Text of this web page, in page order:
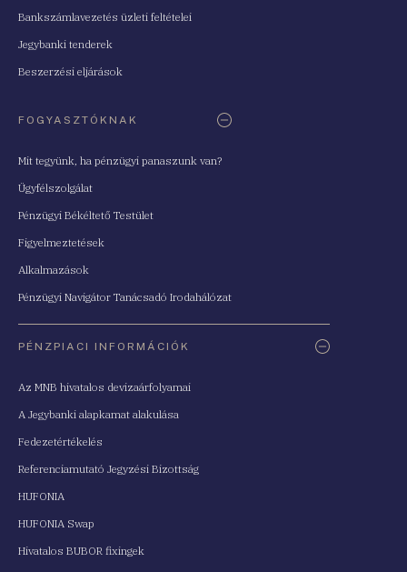
Bankszámlavezetés üzleti feltételei
Jegybanki tenderek
Beszerzési eljárások
FOGYASZTÓKNAK
Mit tegyünk, ha pénzügyi panaszunk van?
Ügyfélszolgálat
Pénzügyi Békéltető Testület
Figyelmeztetések
Alkalmazások
Pénzügyi Navigátor Tanácsadó Irodahálózat
PÉNZPIACI INFORMÁCIÓK
Az MNB hivatalos devizaárfolyamai
A Jegybanki alapkamat alakulása
Fedezetértékelés
Referenciamutató Jegyzési Bizottság
HUFONIA
HUFONIA Swap
Hivatalos BUBOR fixingek